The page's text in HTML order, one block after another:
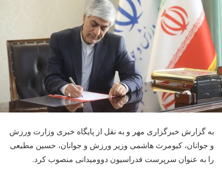
به گزارش خبرگزاری مهر و به نقل از پایگاه خبری وزارت ورزش
و جوانان، کیومرث هاشمی وزیر ورزش و جوانان، حسین مطیعی
را به عنوان سرپرست فدراسیون دوومیدانی منصوب کرد.